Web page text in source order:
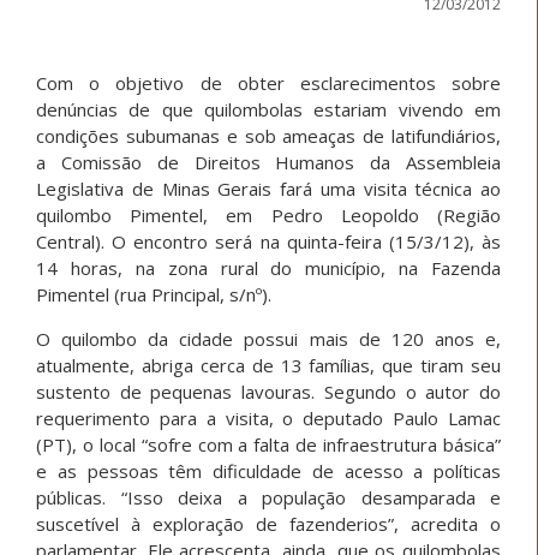
Com o objetivo de obter esclarecimentos sobre
denúncias de que quilombolas estariam vivendo em
condições subumanas e sob ameaças de latifundiários,
a Comissão de Direitos Humanos da Assembleia
Legislativa de Minas Gerais fará uma visita técnica ao
quilombo Pimentel, em Pedro Leopoldo (Região
Central). O encontro será na quinta-feira (15/3/12), às
14 horas, na zona rural do município, na Fazenda
Pimentel (rua Principal, s/nº).
O quilombo da cidade possui mais de 120 anos e,
atualmente, abriga cerca de 13 famílias, que tiram seu
sustento de pequenas lavouras. Segundo o autor do
requerimento para a visita, o deputado Paulo Lamac
(PT), o local “sofre com a falta de infraestrutura básica”
e as pessoas têm dificuldade de acesso a políticas
públicas. “Isso deixa a população desamparada e
suscetível à exploração de fazenderios”, acredita o
parlamentar. Ele acrescenta, ainda, que os quilombolas